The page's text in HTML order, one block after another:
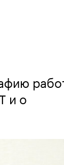
и о